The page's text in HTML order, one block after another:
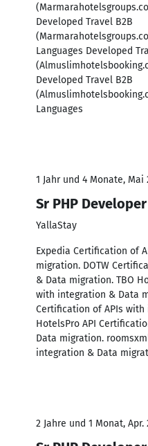
Developed Travel B2B
Languages Developed
Developed Travel B2B
Languages
1 Jahr und 4 Monate, Mai
Sr PHP Developer
YallaStay
Expedia Certification of
migration. DOTW
& Data migration. TBO
with integration & Data
Certification of APIs
HotelsPro API
Data migration.
integration & Data
2 Jahre und 1 Monat, Apr.